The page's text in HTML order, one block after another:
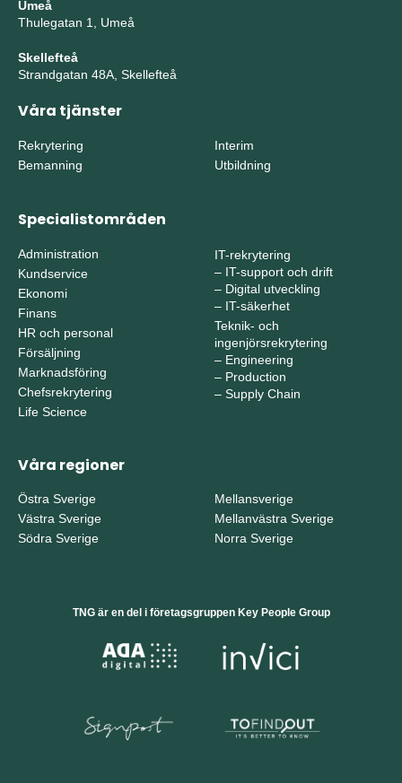
Umeå
Thulegatan 1, Umeå
Skellefteå
Strandgatan 48A, Skellefteå
Våra tjänster
Rekrytering
Bemanning
Interim
Utbildning
Specialistområden
Administration
Kundservice
Ekonomi
Finans
HR och personal
Försäljning
Marknadsföring
Chefsrekrytering
Life Science
IT-rekrytering
– IT-support och drift
– Digital utveckling
– IT-säkerhet
Teknik- och
ingenjörsrekrytering
– Engineering
– Production
– Supply Chain
Våra regioner
Östra Sverige
Västra Sverige
Södra Sverige
Mellansverige
Mellanvästra Sverige
Norra Sverige
TNG är en del i företagsgruppen Key People Group